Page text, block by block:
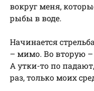
вокруг меня,
рыбы в воде.
Начинается
– мимо. Во вторую
А утки-то по
раз, только моих